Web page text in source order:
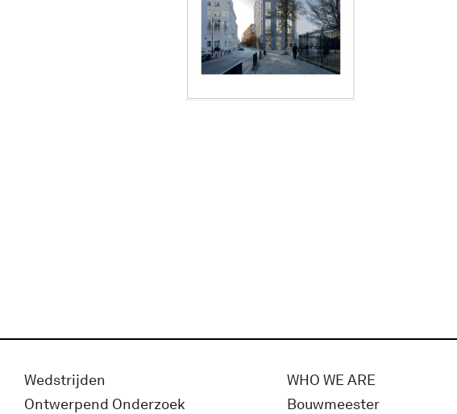
Wedstrijden
Ontwerpend Onderzoek
WHO WE ARE
Bouwmeester